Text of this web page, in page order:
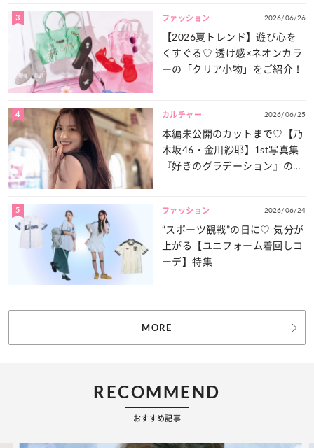
3 ファッション 2026/06/26
【2026夏トレンド】遊び心を
くすぐる♡ 透け感×ネオンカラ
ーの「クリア小物」をご紹介！
4 カルチャー 2026/06/25
本編未公開のカットまで♡【乃
木坂46・金川紗耶】1st写真集
『好きのグラデーション』の魅
5 ファッション 2026/06/24
“スポーツ観戦”の日に♡ 気分が
上がる【ユニフォーム着回しコ
ーデ】特集
MORE
RECOMMEND
おすすめ記事